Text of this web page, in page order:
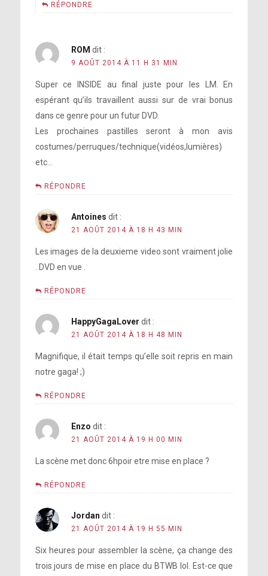
RÉPONDRE
ROM dit :
9 AOÛT 2014 À 11 H 31 MIN
Super ce INSIDE au final juste pour les LM. En
espérant qu’ils travaillent aussi sur de vrai bonus
dans ce genre pour un futur DVD.
Les prochaines pastilles seront à mon avis
costumes/perruques/technique(vidéos,lumières)
etc…
RÉPONDRE
Antoines dit :
21 AOÛT 2014 À 18 H 43 MIN
Les images de la deuxieme video sont vraiment jolie
. DVD en vue .
RÉPONDRE
HappyGagaLover dit :
21 AOÛT 2014 À 18 H 48 MIN
Magnifique, il était temps qu’elle soit repris en main
notre gaga! ;)
RÉPONDRE
Enzo dit :
21 AOÛT 2014 À 19 H 00 MIN
La scène met donc 6hpoir etre mise en place ?
RÉPONDRE
Jordan dit :
21 AOÛT 2014 À 19 H 55 MIN
Six heures pour assembler la scène, ça change des
trois jours de mise en place du BTWB lol. Est-ce que